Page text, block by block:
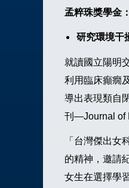
孟粹珠獎學金
研究環境干
就讀國立陽明
利用臨床癲癇
導出表現類自
刊—Journal of
「台灣傑出女
的精神，邀請
女生在選擇學